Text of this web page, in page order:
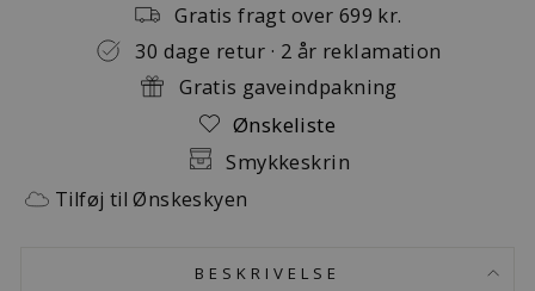
Gratis fragt over 699 kr.
30 dage retur · 2 år reklamation
Gratis gaveindpakning
Ønskeliste
Smykkeskrin
Tilføj til Ønskeskyen
BESKRIVELSE